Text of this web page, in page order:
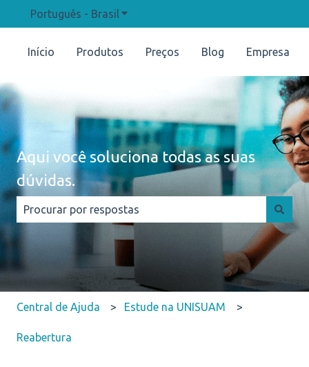
Português - BrasilMostrar submenu para traduções
Início Produtos Preços Blog Empresa
Aqui você soluciona todas as suas
dúvidas.
Não há sugestões porque o campo de pesquisa está
Central de Ajuda Estude na UNISUAM
Reabertura